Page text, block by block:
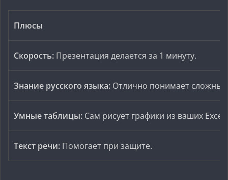
Плюсы
Скорость: Презентация делается за 1 минуту.
Знание русского языка: Отлично понимает сложные
Умные таблицы: Сам рисует графики из ваших
Текст речи: Помогает при защите.